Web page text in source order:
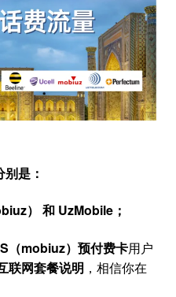
是：
） 和 UzMobile；
（mobiuz）预付费卡用户
联网套餐说明 ，相信你在